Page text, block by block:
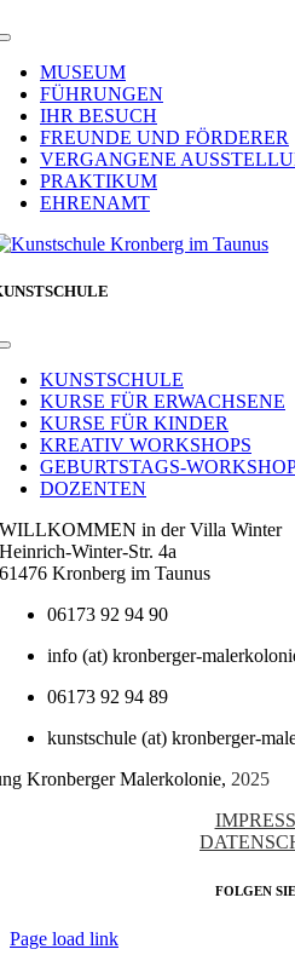
Toggle
NavigationMUSEUM
FÜHRUNGEN
IHR BESUCH
FREUNDE UND FÖRDERER
VERGANGENE
PRAKTIKUM
EHRENAMT
Toggle
NavigationKUNSTSCHULE
KURSE FÜR ERWACHSENE
KURSE FÜR KINDER
KREATIV WORKSHOPS
GEBURTSTAGS-
DOZENTEN
WILLKOMMEN in der Villa Winter
Heinrich-Winter-Str. 4a
61476 Kronberg im Taunus
06173 92 94 90
info (at) kronberger-
06173 92 94 89
kunstschule (at) kronberger-
Kronberger Malerkolonie, 2025
FOLGEN
Page load link